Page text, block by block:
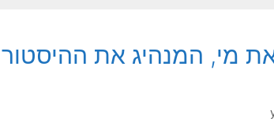
מי, המנהיג את